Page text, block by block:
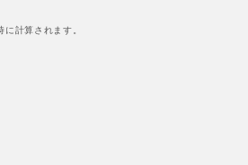
計算されます。